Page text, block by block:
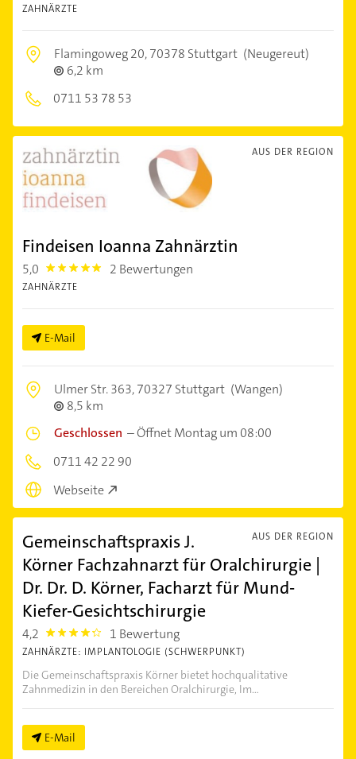
ZAHNÄRZTE
Flamingoweg 20,70378 Stuttgart (Neugereut)
6,2 km
0711 53 78 53
AUS DER REGION
Findeisen Ioanna Zahnärztin
5,0 5.0 2 Bewertungen
ZAHNÄRZTE
E-Mail
Ulmer Str. 363,70327 Stuttgart (Wangen)
8,5 km
Geschlossen –Öffnet Montag um 08:00
0711 42 22 90
Webseite
AUS DER REGION
Gemeinschaftspraxis J.
Körner Fachzahnarzt für Oralchirurgie |
Dr. Dr. D. Körner, Facharzt für Mund-
Kiefer-Gesichtschirurgie
4,2 4.2000003 1 Bewertung
ZAHNÄRZTE: IMPLANTOLOGIE (SCHWERPUNKT)
Die Gemeinschaftspraxis Körner bietet hochqualitative
Zahnmedizin in den Bereichen Oralchirurgie, Im...
E-Mail